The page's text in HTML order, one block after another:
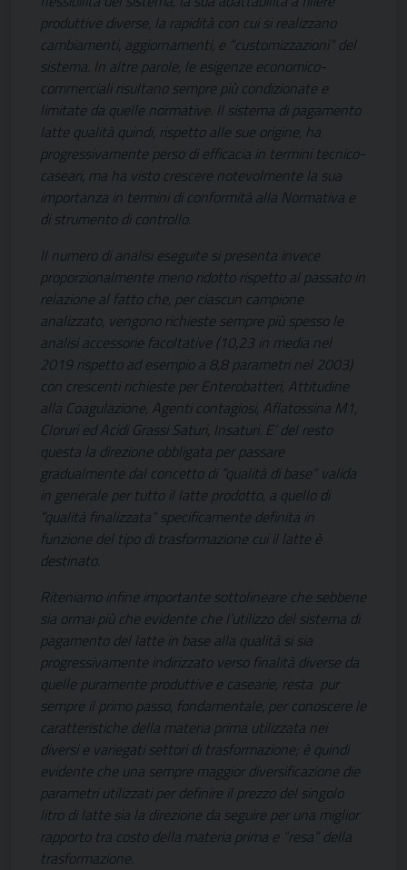
produttive diverse, la rapidità con cui si realizzano
cambiamenti, aggiornamenti, e “customizzazioni” del
sistema. In altre parole, le esigenze economico-
commerciali risultano sempre più condizionate e
limitate da quelle normative. Il sistema di pagamento
latte qualità quindi, rispetto alle sue origine, ha
progressivamente perso di efficacia in termini tecnico-
caseari, ma ha visto crescere notevolmente la sua
importanza in termini di conformità alla Normativa e
di strumento di controllo.
Il numero di analisi eseguite si presenta invece
proporzionalmente meno ridotto rispetto al passato in
relazione al fatto che, per ciascun campione
analizzato, vengono richieste sempre più spesso le
analisi accessorie facoltative (10,23 in media nel
2019 rispetto ad esempio a 8,8 parametri nel 2003)
con crescenti richieste per Enterobatteri, Attitudine
alla Coagulazione, Agenti contagiosi, Aflatossina M1,
Cloruri ed Acidi Grassi Saturi, Insaturi. E’ del resto
questa la direzione obbligata per passare
gradualmente dal concetto di “qualità di base” valida
in generale per tutto il latte prodotto, a quello di
“qualità finalizzata” specificamente definita in
funzione del tipo di trasformazione cui il latte è
destinato.
Riteniamo infine importante sottolineare che sebbene
sia ormai più che evidente che l’utilizzo del sistema di
pagamento del latte in base alla qualità si sia
progressivamente indirizzato verso finalità diverse da
quelle puramente produttive e casearie, resta pur
sempre il primo passo, fondamentale, per conoscere le
caratteristiche della materia prima utilizzata nei
diversi e variegati settori di trasformazione; è quindi
evidente che una sempre maggior diversificazione die
parametri utilizzati per definire il prezzo del singolo
litro di latte sia la direzione da seguire per una miglior
rapporto tra costo della materia prima e “resa” della
trasformazione.